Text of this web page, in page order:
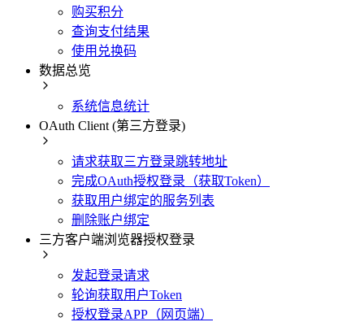
购买积分
查询支付结果
使用兑换码
数据总览
系统信息统计
OAuth Client (第三方登录)
请求获取三方登录跳转地址
完成OAuth授权登录（获取Token）
获取用户绑定的服务列表
删除账户绑定
三方客户端浏览器授权登录
发起登录请求
轮询获取用户Token
授权登录APP（网页端）